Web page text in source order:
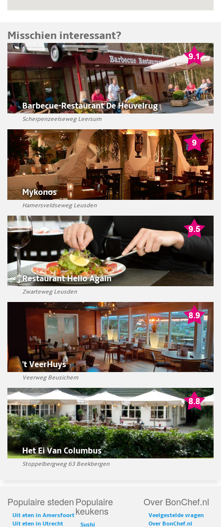
Misschien interessant?
Barbecue-Restaurant De Heuvelrug
Scherpenzeelseweg Leersum
Mykonos
Hamersveldseweg Leusden
Restaurant Hello Again
Zwarteweg Leusden
't VeerHuys
Veerweg Beusichem
Het Ei Van Columbus
Stoppelbergweg 63 Beekbergen
Populaire steden
Uit eten in Amersfoort
Uit eten in Utrecht
Populaire
keukens
Sushi
Over BonChef.nl
Veelgestelde vragen
Over BonChef.nl